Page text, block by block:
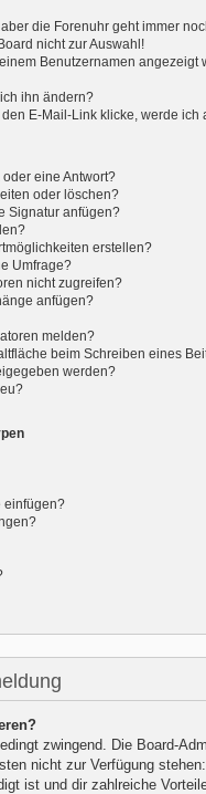
die Forenuhr geht immer
nicht zur Auswahl!
Benutzernamen angezeigt
ihn ändern?
E-Mail-Link klicke, werde ich
eine Antwort?
oder löschen?
Signatur anfügen?
erstellen?
Umfrage?
nicht zugreifen?
anfügen?
melden?
beim Schreiben eines
werden?
einfügen?
zwingend. Die Board-
nicht zur Verfügung
ist und dir zahlreiche